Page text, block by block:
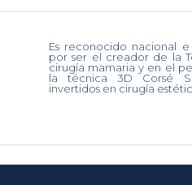
Es reconocido nacional
por ser el creador de la
cirugía mamaria y en el
la técnica 3D Corsé
invertidos en cirugía